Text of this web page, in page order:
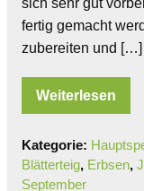
sich sehr gut
fertig gemacht
zubereiten und […]
Weiterlesen
Kategorie:
Blätterteig, Erbsen,
September